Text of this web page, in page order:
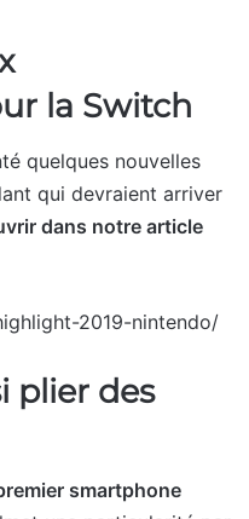
la Switch
quelques nouvelles
qui devraient arriver
dans notre article
2019-nintendo/
plier des
smartphone